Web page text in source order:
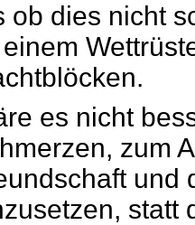
ob dies nicht
es nicht
zum
und
statt